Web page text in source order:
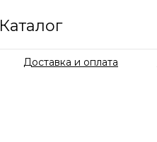
Каталог
Доставка и оплата